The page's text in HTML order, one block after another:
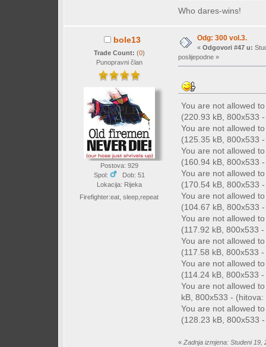
Who dares-wins!
bole13
Trade Count: (0)
Punopravni član
Postova: 929
Spol:
Dob: 51
Lokacija: Rijeka
Firefighter:eat, sleep,repeat
Odg: 300 vol.3.
« Odgovori #47 u:
poslijepodne »
You are not allowed
(220.93 kB, 800x533
You are not allowed
(125.35 kB, 800x533
You are not allowed
(160.94 kB, 800x533
You are not allowed
(170.54 kB, 800x533
You are not allowed
(104.67 kB, 800x533
You are not allowed
(117.92 kB, 800x533
You are not allowed
(117.58 kB, 800x533
You are not allowed
(114.24 kB, 800x533
You are not allowed
kB, 800x533 - (hitova:
You are not allowed
(128.23 kB, 800x533
« Zadnja izmjena: Studeni 19,